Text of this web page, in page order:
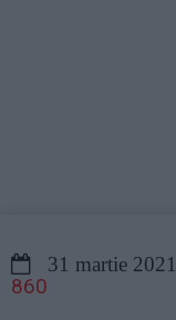
31 martie 2021
860